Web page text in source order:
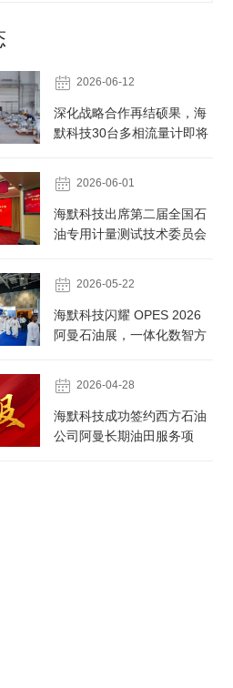
 2026-06-12
深化战略合作再结硕果，海
默科技30台多相流量计即将
 2026-06-01
海默科技出席第二届全国石
油专用计量测试技术委员会
 2026-05-22
海默科技闪耀 OPES 2026
阿曼石油展，一体化数智方
 2026-04-28
海默科技成功签约西方石油
公司阿曼长期油田服务项